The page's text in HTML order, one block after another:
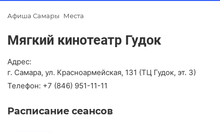
Афиша Самары Места
Мягкий кинотеатр Гудок
Адрес:
г. Самара, ул. Красноармейская, 131 (ТЦ Гудок, эт. 3)
Телефон: +7 (846) 951-11-11
Расписание сеансов